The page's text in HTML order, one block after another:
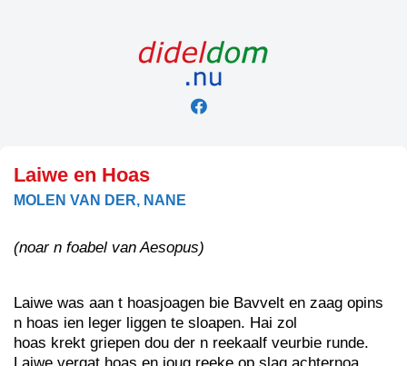
Laiwe en Hoas
MOLEN VAN DER, NANE
(noar n foabel van Aesopus)
Laiwe was aan t hoasjoagen bie Bavvelt en zaag opins
n hoas ien leger liggen te sloapen. Hai zol
hoas krekt griepen dou der n reekaalf veurbie runde.